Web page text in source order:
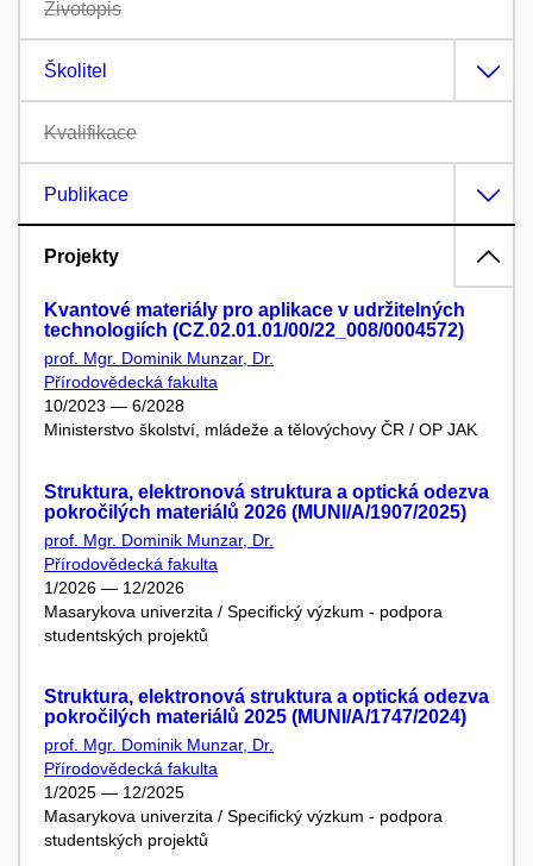
Životopis
Školitel
Kvalifikace
Publikace
Projekty
Kvantové materiály pro aplikace v udržitelných
technologiích (CZ.02.01.01/00/22_008/0004572)
prof. Mgr. Dominik Munzar, Dr.
Přírodovědecká fakulta
10/2023 — 6/2028
Ministerstvo školství, mládeže a tělovýchovy ČR / OP JAK
Struktura, elektronová struktura a optická odezva
pokročilých materiálů 2026 (MUNI/A/1907/2025)
prof. Mgr. Dominik Munzar, Dr.
Přírodovědecká fakulta
1/2026 — 12/2026
Masarykova univerzita / Specifický výzkum - podpora
studentských projektů
Struktura, elektronová struktura a optická odezva
pokročilých materiálů 2025 (MUNI/A/1747/2024)
prof. Mgr. Dominik Munzar, Dr.
Přírodovědecká fakulta
1/2025 — 12/2025
Masarykova univerzita / Specifický výzkum - podpora
studentských projektů